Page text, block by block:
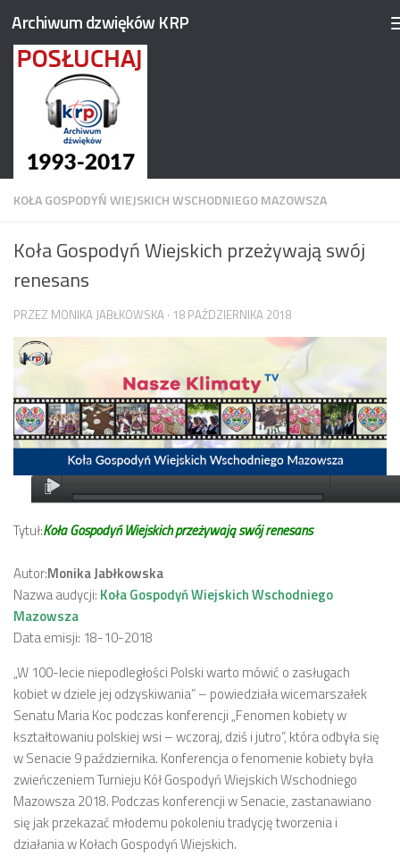
Przejdź do treści
Archiwum dzwięków KRP
KOŁA GOSPODYŃ WIEJSKICH WSCHODNIEGO MAZOWSZA
Koła Gospodyń Wiejskich przeżywają swój
renesans
PRZEZ MONIKA JABŁKOWSKA · 18 PAŹDZIERNIKA 2018
Tytuł:Koła Gospodyń Wiejskich przeżywają swój renesans
Autor:Monika Jabłkowska
Nazwa audycji: Koła Gospodyń Wiejskich Wschodniego
Mazowsza
Data emisji: 18-10-2018
„W 100-lecie niepodległości Polski warto mówić o zasługach
kobiet w dziele jej odzyskiwania” – powiedziała wicemarszałek
Senatu Maria Koc podczas konferencji „Fenomen kobiety w
kształtowaniu polskiej wsi – wczoraj, dziś i jutro”, która odbyła się
w Senacie 9 października. Konferencja o fenomenie kobiety była
zwieńczeniem Turnieju Kół Gospodyń Wiejskich Wschodniego
Mazowsza 2018. Podczas konferencji w Senacie, zastanawiano
się jak przekazać młodemu pokoleniu tradycję tworzenia i
działania w Kołach Gospodyń Wiejskich.